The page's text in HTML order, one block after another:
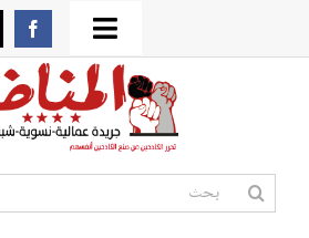
to
Toggle
البحث